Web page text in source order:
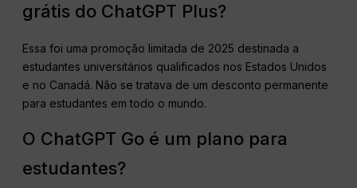
grátis do ChatGPT Plus?
Essa foi uma promoção limitada de 2025 destinada a
estudantes universitários qualificados nos Estados Unidos
e no Canadá. Não se tratava de um desconto permanente
para estudantes em todo o mundo.
O ChatGPT Go é um plano para
estudantes?